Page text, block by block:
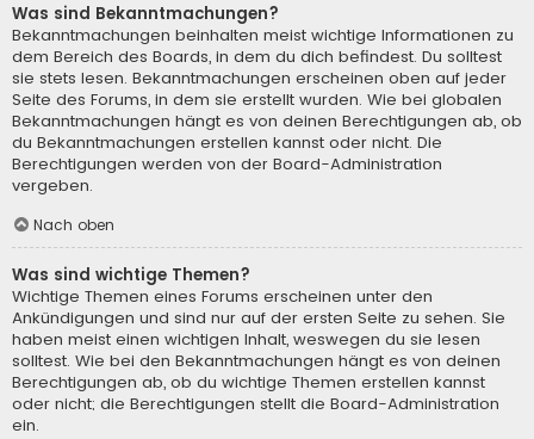
Was sind Bekanntmachungen?
Bekanntmachungen beinhalten meist wichtige Informationen zu
dem Bereich des Boards, in dem du dich befindest. Du solltest
sie stets lesen. Bekanntmachungen erscheinen oben auf jeder
Seite des Forums, in dem sie erstellt wurden. Wie bei globalen
Bekanntmachungen hängt es von deinen Berechtigungen ab, ob
du Bekanntmachungen erstellen kannst oder nicht. Die
Berechtigungen werden von der Board-Administration
vergeben.
Nach oben
Was sind wichtige Themen?
Wichtige Themen eines Forums erscheinen unter den
Ankündigungen und sind nur auf der ersten Seite zu sehen. Sie
haben meist einen wichtigen Inhalt, weswegen du sie lesen
solltest. Wie bei den Bekanntmachungen hängt es von deinen
Berechtigungen ab, ob du wichtige Themen erstellen kannst
oder nicht; die Berechtigungen stellt die Board-Administration
ein.